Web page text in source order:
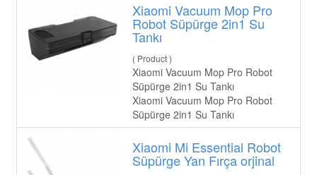
Xiaomi Vacuum Mop Pro
Robot Süpürge 2in1 Su
Tankı
( Product )
Xiaomi Vacuum Mop Pro Robot
Süpürge 2in1 Su Tankı
Xiaomi Vacuum Mop Pro Robot
Süpürge 2in1 Su Tankı
Xiaomi Mi Essential Robot
Süpürge Yan Fırça orjinal